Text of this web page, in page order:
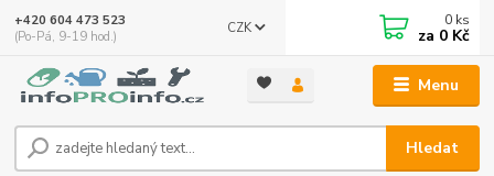
Menu
CZK
Hledat
+420 604 473 523
(Po-Pá, 9-19 hod.)
0 ks
za 0 Kč